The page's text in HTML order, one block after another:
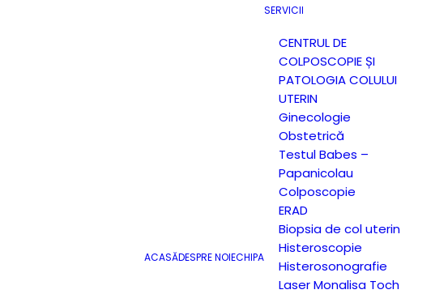
ACASĂDESPRE NOIECHIPA
SERVICII
CENTRUL DE
COLPOSCOPIE ȘI
PATOLOGIA COLULUI
UTERIN
Ginecologie
Obstetrică
Testul Babes –
Papanicolau
Colposcopie
ERAD
Biopsia de col uterin
Histeroscopie
Histerosonografie
Laser Monalisa Toch